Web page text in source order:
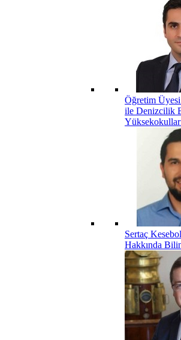
Öğretim
ile Denizcilik
Sertaç
Hakkında